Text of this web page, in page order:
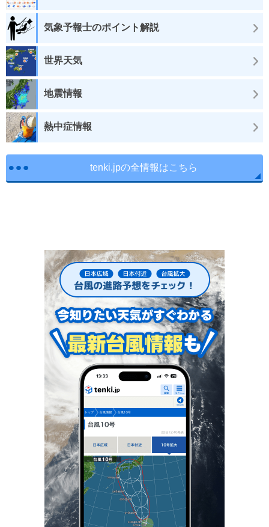
気象予報士のポイント解説
世界天気
地震情報
熱中症情報
tenki.jpの全情報はこちら